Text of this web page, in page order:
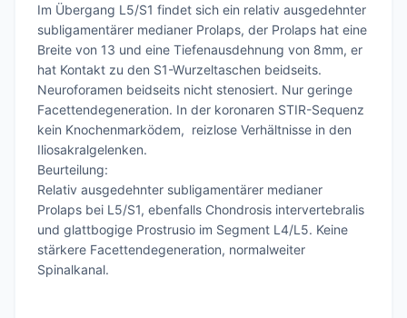
Im Übergang L5/S1 findet sich ein relativ ausgedehnter
subligamentärer medianer Prolaps, der Prolaps hat eine
Breite von 13 und eine Tiefenausdehnung von 8mm, er
hat Kontakt zu den S1-Wurzeltaschen beidseits.
Neuroforamen beidseits nicht stenosiert. Nur geringe
Facettendegeneration. In der koronaren STIR-Sequenz
kein Knochenmarködem,  reizlose Verhältnisse in den
Iliosakralgelenken.
Beurteilung:
Relativ ausgedehnter subligamentärer medianer
Prolaps bei L5/S1, ebenfalls Chondrosis intervertebralis
und glattbogige Prostrusio im Segment L4/L5. Keine
stärkere Facettendegeneration, normalweiter
Spinalkanal.